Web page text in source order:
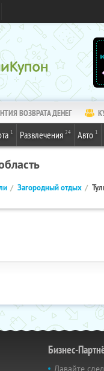
ВОЗВРАТА ДЕНЕГ
1 Развлечения 24 Авто 1
Загородный отдых
Бизнес-
Давайте